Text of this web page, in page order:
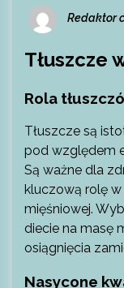
Redaktor
Tłuszcze
Rola
Tłuszcze są
pod względem
Są ważne dla
kluczową rolę
mięśniowej.
diecie na masę
osiągnięcia
Nasycone